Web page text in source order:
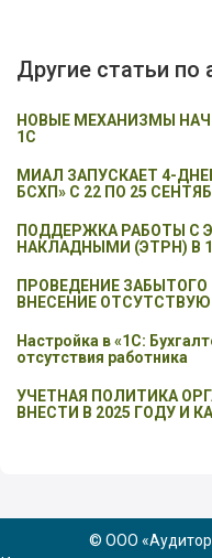
Другие статьи по
НОВЫЕ МЕХАНИЗМЫ
1С
МИАЛ ЗАПУСКАЕТ 4-
БСХП» С 22 ПО 25
ПОДДЕРЖКА РАБОТЫ С
НАКЛАДНЫМИ (ЭТРН) В
ПРОВЕДЕНИЕ
ВНЕСЕНИЕ
Настройка в «1С:
отсутствия работника
УЧЕТНАЯ ПОЛИТИКА
ВНЕСТИ В 2025 ГОДУ И
© ООО